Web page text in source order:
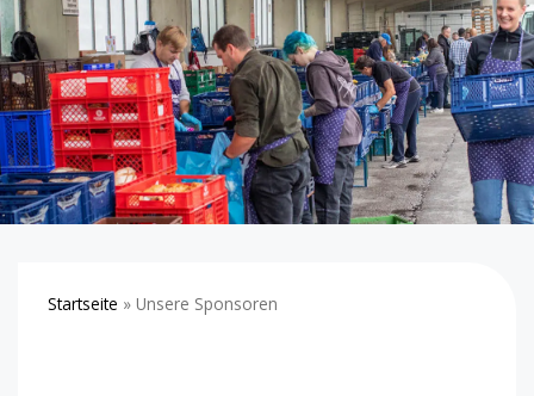
Startseite » Unsere Sponsoren